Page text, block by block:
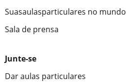
Suasaulasparticulares no mundo
Sala de prensa
Junte-se
Dar aulas particulares